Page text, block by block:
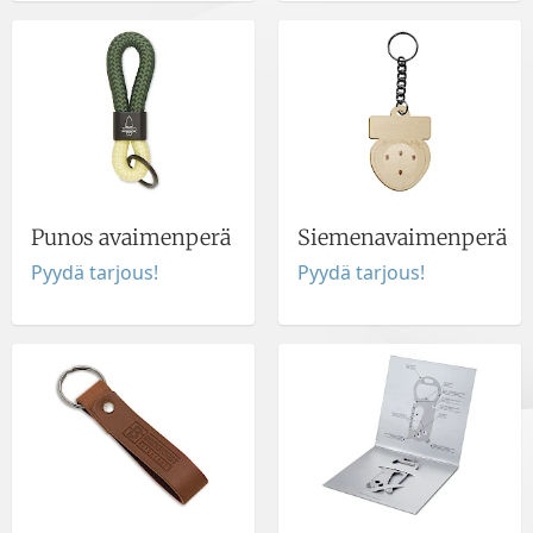
Punos avaimenperä
Pyydä tarjous!
Siemenavaimenperä
Pyydä tarjous!